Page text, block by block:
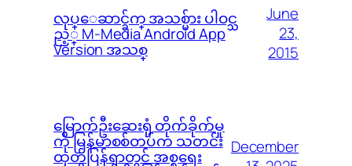
လုပ္ေဆာင္ခ်က္ အသစ္မ်ား ပါဝင္သ
ည့္ M-Media Android App
Version အသစ္
June
23,
2015
မြောက်ဦးဆေးရုံ တိုက်ခိုက်မှု
ကို မြန်မာစစ်တပ်က သတင်း
ထုတ်ပြန်ရာတွင် အစ္စရေး
December